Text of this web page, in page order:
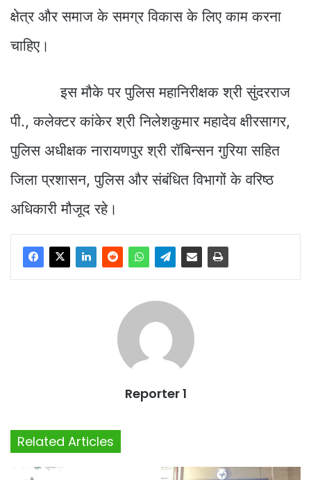
क्षेत्र और समाज के समग्र विकास के लिए काम करना
चाहिए।
इस मौके पर पुलिस महानिरीक्षक श्री सुंदरराज
पी., कलेक्टर कांकेर श्री निलेशकुमार महादेव क्षीरसागर,
पुलिस अधीक्षक नारायणपुर श्री रॉबिन्सन गुरिया सहित
जिला प्रशासन, पुलिस और संबंधित विभागों के वरिष्ठ
अधिकारी मौजूद रहे।
Reporter 1
Related Articles